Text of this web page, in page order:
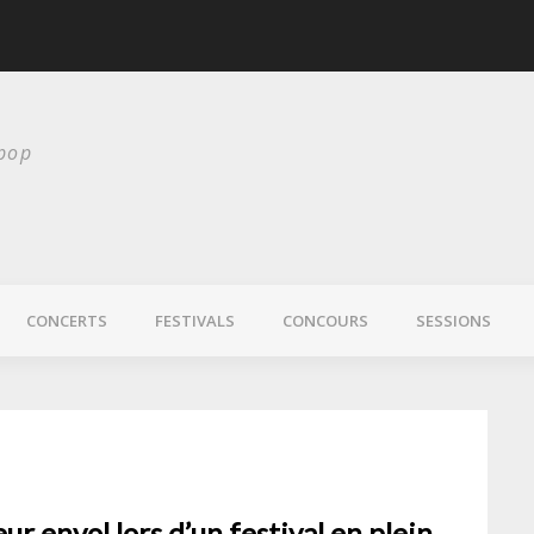
CONCERTS FESTIVALS CONCOURS SESSIONS